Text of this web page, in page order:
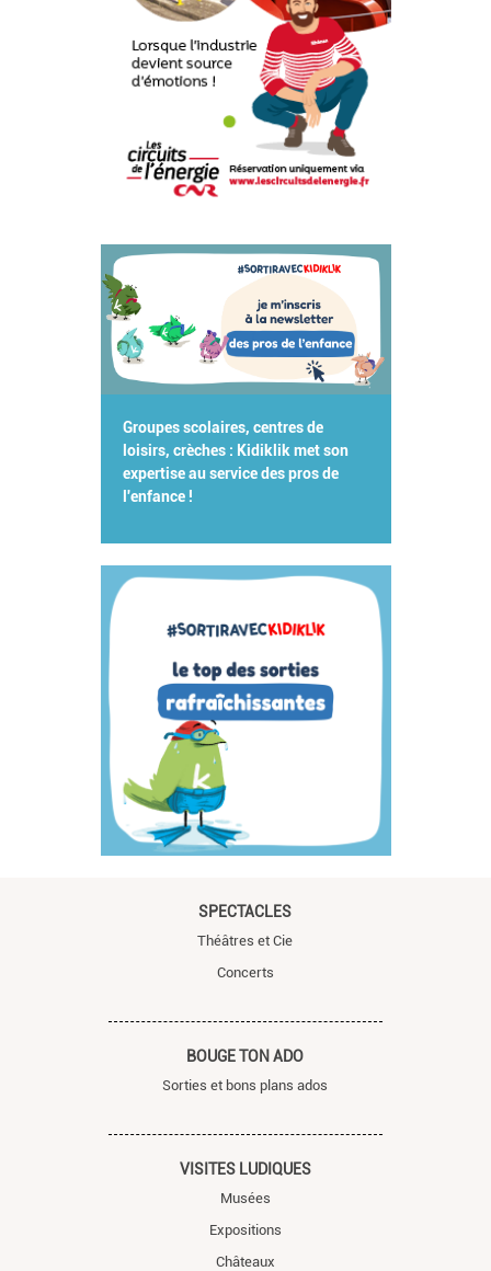
Groupes scolaires, centres de
loisirs, crèches : Kidiklik met son
expertise au service des pros de
l'enfance !
SPECTACLES
Théâtres et Cie
Concerts
BOUGE TON ADO
Sorties et bons plans ados
VISITES LUDIQUES
Musées
Expositions
Châteaux